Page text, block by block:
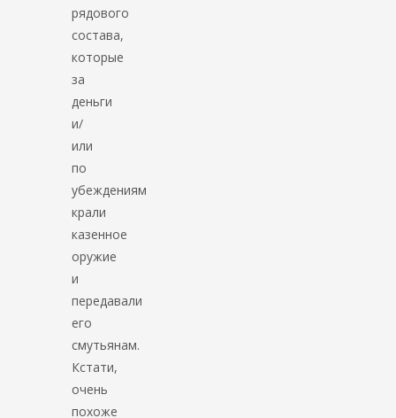
рядового
состава,
которые
за
деньги
и/
или
по
убеждениям
крали
казенное
оружие
и
передавали
его
смутьянам.
Кстати,
очень
похоже